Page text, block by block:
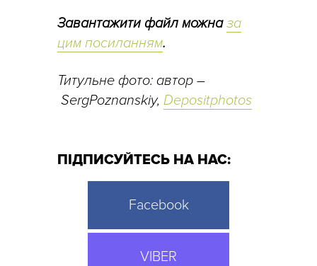
Завантажити файл можназа
цим посиланням.
Титульне фото: автор –
SergPoznanskiy, Depositphotos
ПІДПИСУЙТЕСЬ НА НАС:
Facebook
VIBER